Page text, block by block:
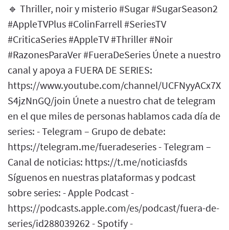
🔹 Thriller, noir y misterio #Sugar #SugarSeason2
#AppleTVPlus #ColinFarrell #SeriesTV
#CriticaSeries #AppleTV #Thriller #Noir
#RazonesParaVer #FueraDeSeries Únete a nuestro
canal y apoya a FUERA DE SERIES:
https://www.youtube.com/channel/
S4jzNnGQ/join Únete a nuestro chat de telegram
en el que miles de personas hablamos cada día de
series: - Telegram – Grupo de debate:
https://telegram.me/fueradeseries - Telegram –
Canal de noticias: https://t.me/noticiasfds
Síguenos en nuestras plataformas y podcast
sobre series: - Apple Podcast -
https://podcasts.apple.com/es/podcast/fuera-de-
series/id288039262 - Spotify -